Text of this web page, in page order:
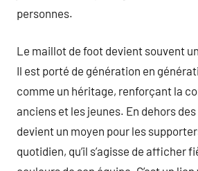
personnes.
Le maillot de foot devient souvent
Il est porté de génération en
comme un héritage, renforçant la
anciens et les jeunes. En dehors
devient un moyen pour les
quotidien, qu’il s’agisse de afficher